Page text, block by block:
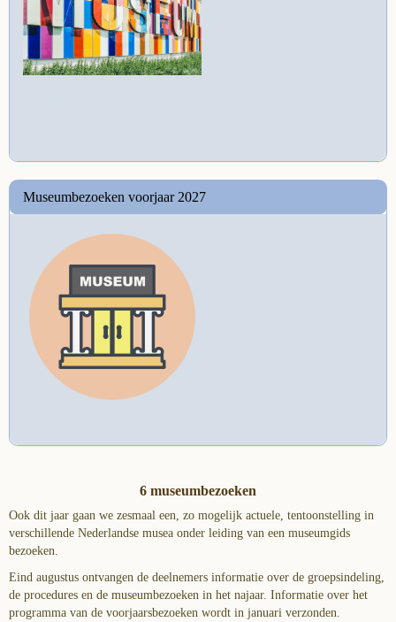
Museumbezoeken voorjaar 2027
6 museumbezoeken
Ook dit jaar gaan we zesmaal een, zo mogelijk actuele, tentoonstelling in
verschillende Nederlandse musea onder leiding van een museumgids
bezoeken.
Eind augustus ontvangen de deelnemers informatie over de groepsindeling,
de procedures en de museumbezoeken in het najaar. Informatie over het
programma van de voorjaarsbezoeken wordt in januari verzonden.